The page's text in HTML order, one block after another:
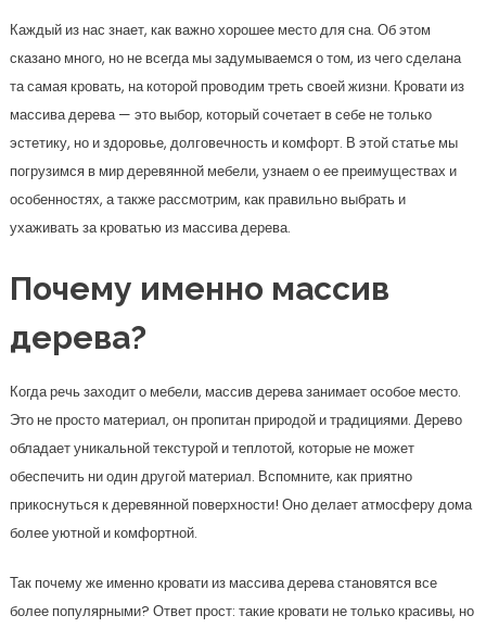
Каждый из нас знает, как важно хорошее место для сна. Об этом
сказано много, но не всегда мы задумываемся о том, из чего сделана
та самая кровать, на которой проводим треть своей жизни. Кровати из
массива дерева — это выбор, который сочетает в себе не только
эстетику, но и здоровье, долговечность и комфорт. В этой статье мы
погрузимся в мир деревянной мебели, узнаем о ее преимуществах и
особенностях, а также рассмотрим, как правильно выбрать и
ухаживать за кроватью из массива дерева.
Почему именно массив
дерева?
Когда речь заходит о мебели, массив дерева занимает особое место.
Это не просто материал, он пропитан природой и традициями. Дерево
обладает уникальной текстурой и теплотой, которые не может
обеспечить ни один другой материал. Вспомните, как приятно
прикоснуться к деревянной поверхности! Оно делает атмосферу дома
более уютной и комфортной.
Так почему же именно кровати из массива дерева становятся все
более популярными? Ответ прост: такие кровати не только красивы, но